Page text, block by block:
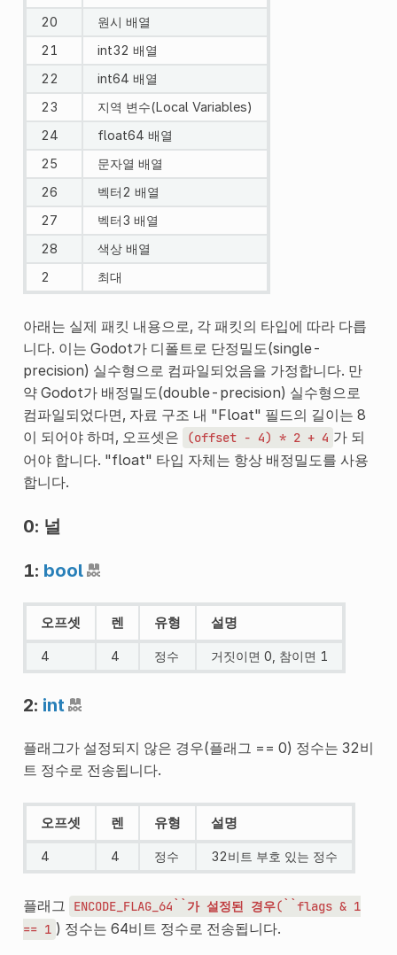
20
원시 배열
21
int32 배열
22
int64 배열
23
지역 변수(Local Variables)
24
float64 배열
25
문자열 배열
26
벡터2 배열
27
벡터3 배열
28
색상 배열
2
최대
아래는 실제 패킷 내용으로, 각 패킷의 타입에 따라 다릅
니다. 이는 Godot가 디폴트로 단정밀도(single-
precision) 실수형으로 컴파일되었음을 가정합니다. 만
약 Godot가 배정밀도(double-precision) 실수형으로
컴파일되었다면, 자료 구조 내 "Float" 필드의 길이는 8
이 되어야 하며, 오프셋은
(offset - 4) * 2 + 4 가 되
어야 합니다. "float" 타입 자체는 항상 배정밀도를 사용
합니다.
0: 널
1: bool
오프셋 렌 유형 설명
4 4 정수 거짓이면 0, 참이면 1
2: int
플래그가 설정되지 않은 경우(플래그 == 0) 정수는 32비
트 정수로 전송됩니다.
오프셋 렌 유형 설명
4 4 정수 32비트 부호 있는 정수
플래그 ENCODE_FLAG_64``가 설정된 경우(``flags & 1
== 1 ) 정수는 64비트 정수로 전송됩니다.